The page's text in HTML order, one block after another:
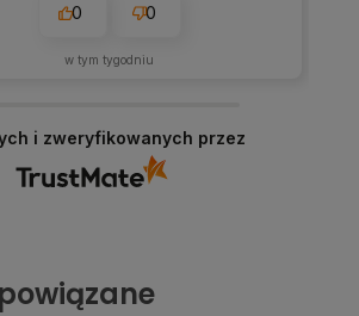
0 0
w tym tygodniu
i zweryfikowanych przez